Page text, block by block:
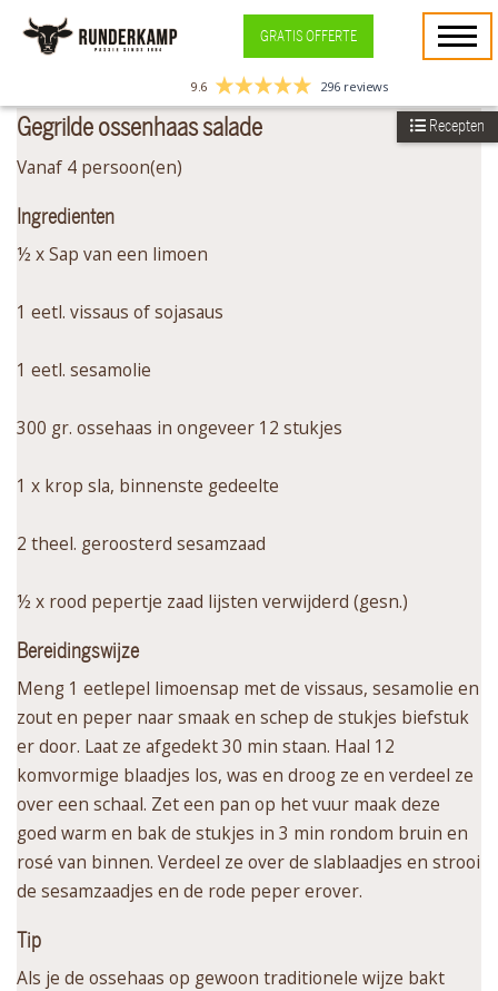
GRATIS OFFERTE
9.6 296 reviews
Gegrilde ossenhaas salade
Vanaf 4 persoon(en)
Ingredienten
½ x Sap van een limoen
1 eetl. vissaus of sojasaus
1 eetl. sesamolie
300 gr. ossehaas in ongeveer 12 stukjes
1 x krop sla, binnenste gedeelte
2 theel. geroosterd sesamzaad
½ x rood pepertje zaad lijsten verwijderd (gesn.)
Bereidingswijze
Meng 1 eetlepel limoensap met de vissaus, sesamolie en
zout en peper naar smaak en schep de stukjes biefstuk
er door. Laat ze afgedekt 30 min staan. Haal 12
komvormige blaadjes los, was en droog ze en verdeel ze
over een schaal. Zet een pan op het vuur maak deze
goed warm en bak de stukjes in 3 min rondom bruin en
rosé van binnen. Verdeel ze over de slablaadjes en strooi
de sesamzaadjes en de rode peper erover.
Tip
Als je de ossehaas op gewoon traditionele wijze bakt
Recepten